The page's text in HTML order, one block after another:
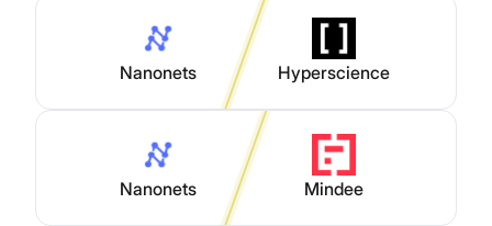
Nanonets Hyperscience
Nanonets Mindee